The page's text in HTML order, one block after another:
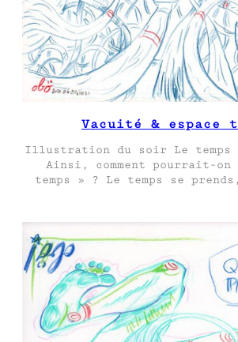
Vacuité & espace
Illustration du soir Le temps
Ainsi, comment pourrait-
temps » ? Le temps se